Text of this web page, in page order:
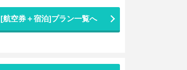
[航空券＋宿泊]プラン一覧へ